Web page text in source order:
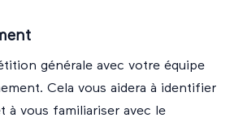
générale avec votre équipe
Cela vous aidera à identifier
à vous familiariser avec le